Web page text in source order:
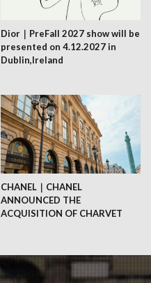
Dior｜PreFall 2027 show will be
presented on 4.12.2027 in
Dublin,Ireland
CHANEL｜CHANEL
ANNOUNCED THE
ACQUISITION OF CHARVET